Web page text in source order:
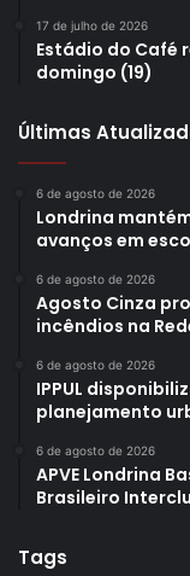
17 de julho de 2026
Estádio do Café
domingo (19)
Últimas
6 de agosto de 2026
Londrina
avanços em
6 de agosto de 2026
Agosto Cinza
incêndios na
6 de agosto de 2026
IPPUL
planejamento
6 de agosto de 2026
APVE Londrina
Brasileiro
Tags